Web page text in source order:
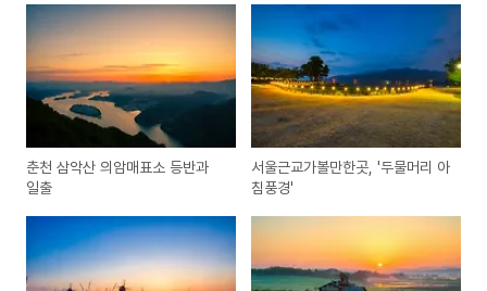
춘천 삼악산 의암매표소 등반과
일출
서울근교가볼만한곳, '두물머리 아
침풍경'